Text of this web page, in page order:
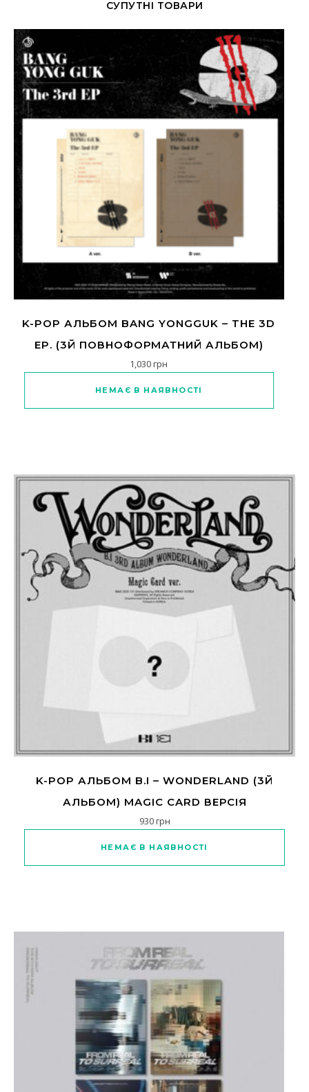
СУПУТНІ ТОВАРИ
K-POP АЛЬБОМ BANG YONGGUK – THE 3D
EP. (3Й ПОВНОФОРМАТНИЙ АЛЬБОМ)
1,030грн
НЕМАЄ В НАЯВНОСТІ
K-POP АЛЬБОМ B.I – WONDERLAND (3Й
АЛЬБОМ) MAGIC CARD ВЕРСІЯ
930грн
НЕМАЄ В НАЯВНОСТІ